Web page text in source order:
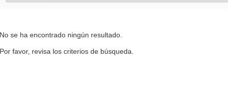
No se ha encontrado ningún resultado.
Por favor, revisa los criterios de búsqueda.